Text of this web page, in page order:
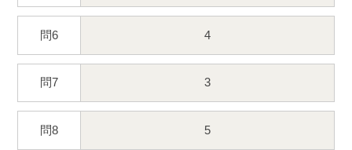
問6 4
問7 3
問8 5